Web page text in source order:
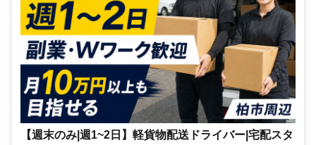
【週末のみ|週1~2日】軽貨物配送ドライバー|宅配スタ